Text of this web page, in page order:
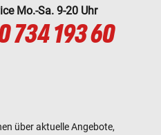
Mo.-Sa. 9-20 Uhr
734 193 60
über aktuelle Angebote,